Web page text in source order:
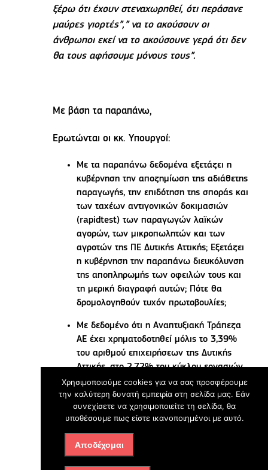
ξέρω ότι έχουν στεναχωρηθεί, ότι περάσανε
μαύρες γιορτές”,” να το ακούσουν οι
άνθρωποι εκεί να το ακούσουνε γερά ότι δεν
θα τους αφήσουμε μόνους τους”.
Με βάση τα παραπάνω,
Ερωτώνται οι κκ. Υπουργοί:
Με τα παραπάνω δεδομένα εξετάζει η
κυβέρνηση την αποζημίωση της αδιάθετης
παραγωγής, την επιδότηση της σποράς και
των ταχέων αντιγονικών δοκιμασιών
(rapidtest) των παραγωγών λαϊκών
αγορών, των μικροπωλητών και των
αγροτών της ΠΕ Δυτικής Αττικής; Εξετάζει
η κυβέρνηση την παραπάνω διευκόλυνση
της αποπληρωμής των οφειλών τους και
τη μερική διαγραφή αυτών; Πότε θα
δρομολογηθούν τυχόν πρωτοβουλίες;
Με δεδομένο ότι η Αναπτυξιακή Τράπεζα
ΑΕ έχει χρηματοδοτηθεί μόλις το 3,39%
του αριθμού επιχειρήσεων της Δυτικής
Αττικής, στο 2,72% του κύκλου εργασιών,
σε συνέχεια της ερώτησης μας 428 /
2991 της 30/12/20 και με αφορμή τις
συγκεκριμένες δηλώσεις του κ. Α.
Γεωργιάδη, ποια είναι τα ad hoc
χρηματοδοτικά εργαλεία που σχεδιάζει για
την ΠΕ Δυτικής Αττικής το ΥΠΑΝΕ, τι ύψος
Χρησιμοποιούμε cookies για να σας προσφέρουμε
την καλύτερη δυνατή εμπειρία στη σελίδα μας. Εάν
συνεχίσετε να χρησιμοποιείτε τη σελίδα, θα
υποθέσουμε πως είστε ικανοποιημένοι με αυτό.
Αποδέχομαι